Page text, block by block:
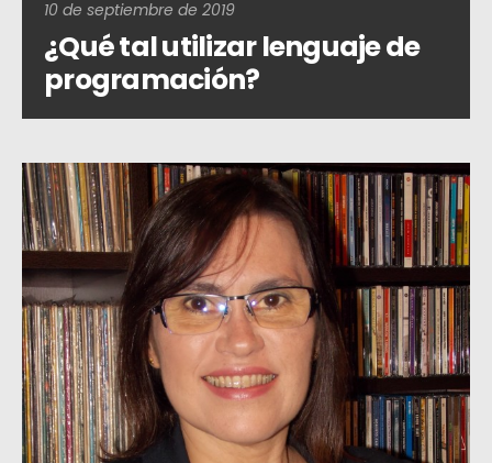
10 de septiembre de 2019
¿Qué tal utilizar lenguaje de
programación?